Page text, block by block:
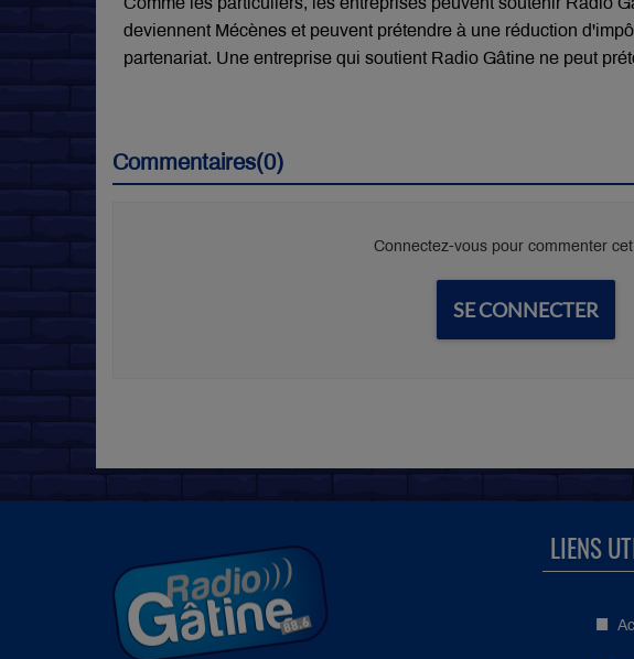
deviennent Mécènes et peuvent prétendre à une réduction
partenariat. Une entreprise qui soutient Radio Gâtine ne peut
Commentaires(0)
Connectez-vous pour commenter
SE CONNECTER
LIENS